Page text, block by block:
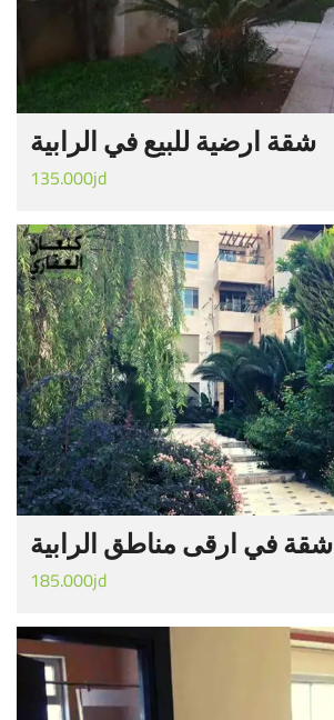
شقة ارضية للبيع في الرابية
135.000jd
شقة في ارقى مناطق الرابية
185.000jd